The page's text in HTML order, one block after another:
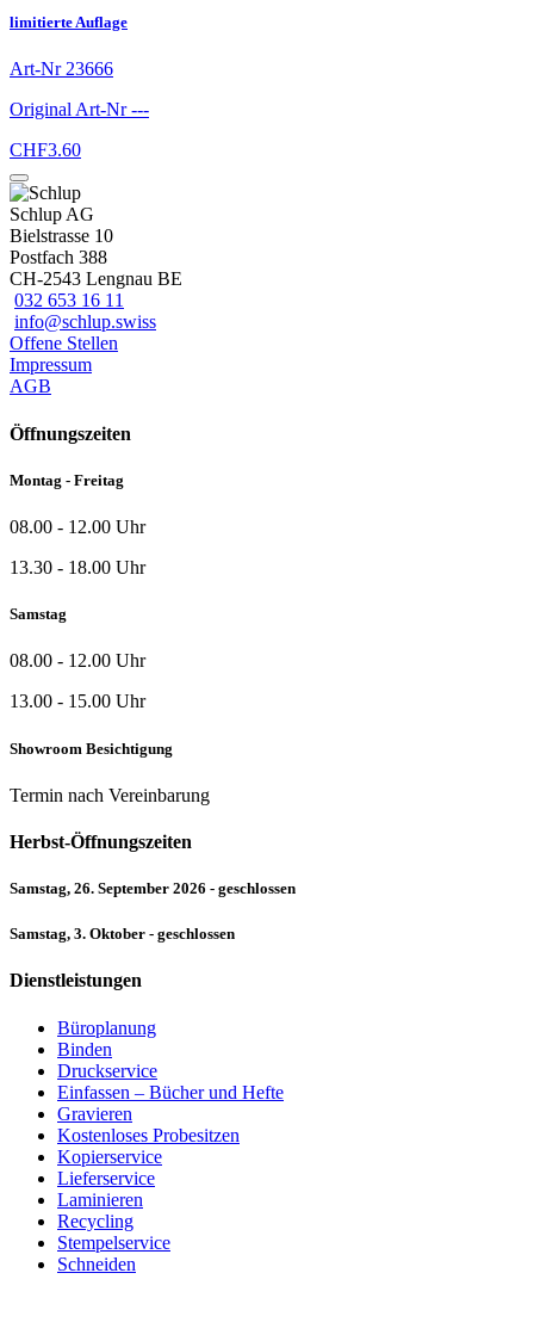
limitierte Auflage
Art-Nr 23666
Original Art-Nr---
CHF3.60
Schlup AG
Bielstrasse 10
Postfach 388
CH-2543 Lengnau BE
032 653 16 11
info@schlup.swiss
Offene Stellen
Impressum
AGB
Öffnungszeiten
Montag - Freitag
08.00 - 12.00 Uhr
13.30 - 18.00 Uhr
Samstag
08.00 - 12.00 Uhr
13.00 - 15.00 Uhr
Showroom Besichtigung
Termin nach Vereinbarung
Herbst-Öffnungszeiten
Samstag, 26. September 2026 - geschlossen
Samstag, 3. Oktober - geschlossen
Dienstleistungen
Büroplanung
Binden
Druckservice
Einfassen – Bücher und Hefte
Gravieren
Kostenloses Probesitzen
Kopierservice
Lieferservice
Laminieren
Recycling
Stempelservice
Schneiden